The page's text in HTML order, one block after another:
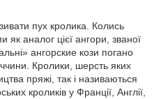
пух кролика. Колись
аналог цієї ангори, званої
ангорские кози погано
Кролики, шерсть яких
пряжі, так і називаються
кроликів у Франції, Англії,